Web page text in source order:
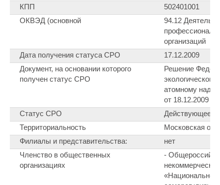
КПП
502401001
ОКВЭД (основной
94.12
организаций
Дата получения статуса СРО
17.12.2009
Документ, на основании которого
получен статус СРО
Решение
атомному
от 18.12.2009
Статус СРО
Действующее
Территориальность
Московская
Филиалы и представительства:
нет
Членство в общественных
организациях
-
«Национальное